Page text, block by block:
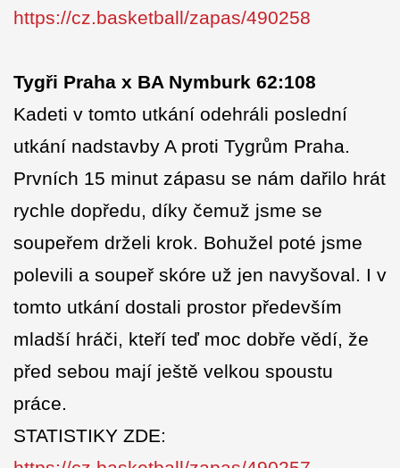
https://cz.basketball/zapas/490258
Tygři Praha x BA Nymburk 62:108
Kadeti v tomto utkání odehráli poslední
utkání nadstavby A proti Tygrům Praha.
Prvních 15 minut zápasu se nám dařilo hrát
rychle dopředu, díky čemuž jsme se
soupeřem drželi krok. Bohužel poté jsme
polevili a soupeř skóre už jen navyšoval. I v
tomto utkání dostali prostor především
mladší hráči, kteří teď moc dobře vědí, že
před sebou mají ještě velkou spoustu
práce.
STATISTIKY ZDE: